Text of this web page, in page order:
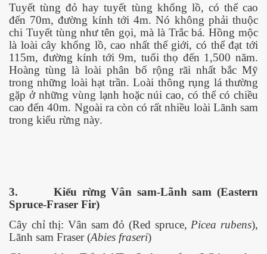
Tuyết tùng đỏ hay tuyết tùng khổng lồ, có thể cao
đến 70m, đường kính tới 4m. Nó không phải thuộc
chi Tuyết tùng như tên gọi, mà là Trắc bá. Hồng mộc
là loài cây khổng lồ, cao nhất thế giới, có thể đạt tới
115m, đường kính tới 9m, tuổi thọ đến 1,500 năm.
Hoàng tùng là loài phân bố rộng rãi nhất bắc Mỹ
trong những loài hạt trần. Loài thông rụng lá thường
gặp ở những vùng lạnh hoặc núi cao, có thể có chiều
cao đến 40m. Ngoài ra còn có rất nhiều loài Lãnh sam
trong kiểu rừng này.
3.
Kiểu rừng Vân sam-Lãnh sam (Eastern
Spruce-Fraser Fir)
Cây chỉ thị: Vân sam đỏ (Red spruce, Picea rubens),
Lãnh sam Fraser (Abies fraseri)
tại Nam Kỳ
Nam Kỳ. P2